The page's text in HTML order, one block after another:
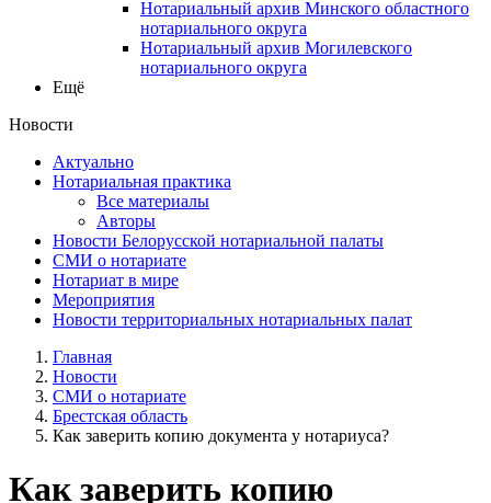
Нотариальный архив Минского областного
нотариального округа
Нотариальный архив Могилевского
нотариального округа
Ещё
Новости
Актуально
Нотариальная практика
Все материалы
Авторы
Новости Белорусской нотариальной палаты
СМИ о нотариате
Нотариат в мире
Мероприятия
Новости территориальных нотариальных палат
Главная
Новости
СМИ о нотариате
Брестская область
Как заверить копию документа у нотариуса?
Как заверить копию